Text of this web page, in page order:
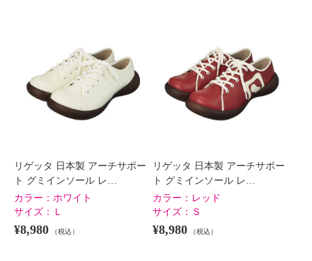
リゲッタ 日本製 アーチサポー
ト グミインソール レ…
カラー： ホワイト
サイズ：
Ｌ
¥8,980 （税込）
リゲッタ 日本製 アーチサポー
ト グミインソール レ…
カラー： レッド
サイズ： Ｓ
¥8,980 （税込）